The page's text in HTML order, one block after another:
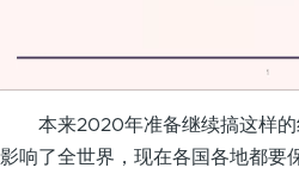
本来2020年准备继续搞这样的
影响了全世界，现在各国各地都要